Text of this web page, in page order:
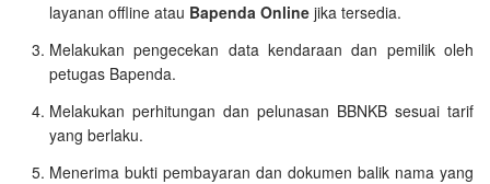
layanan offline atau Bapenda Online jika tersedia.
Melakukan pengecekan data kendaraan dan pemilik oleh
petugas Bapenda.
Melakukan perhitungan dan pelunasan BBNKB sesuai tarif
yang berlaku.
Menerima bukti pembayaran dan dokumen balik nama yang